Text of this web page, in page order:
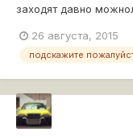
заходят давно
26 августа, 2015
подскажите